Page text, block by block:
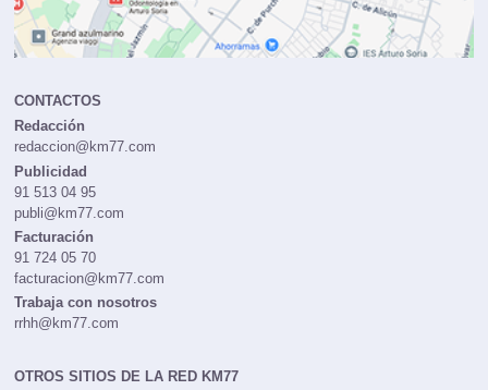
CONTACTOS
Redacción
redaccion@km77.com
Publicidad
91 513 04 95
publi@km77.com
Facturación
91 724 05 70
facturacion@km77.com
Trabaja con nosotros
rrhh@km77.com
OTROS SITIOS DE LA RED KM77